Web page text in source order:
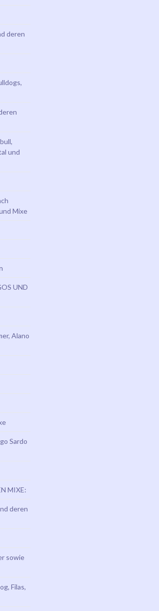
deren
und
Mixe
UND
Alano
Sardo
MIXE:
deren
sowie
Filas,